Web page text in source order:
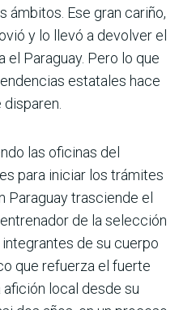
ámbitos. Ese gran cariño,
y lo llevó a devolver el
Paraguay. Pero lo que
estatales hace
las oficinas del
para iniciar los trámites
Paraguay trasciende el
de la selección
de su cuerpo
que refuerza el fuerte
local desde su